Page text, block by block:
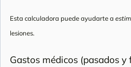
Esta calculadora puede ayudarte a
lesiones.
Gastos médicos (pasados y